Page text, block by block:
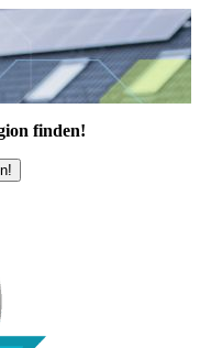
finden!